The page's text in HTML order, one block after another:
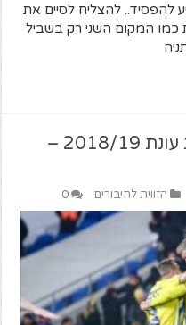
להפסיד.. להצליח לסיים את
כמו המקום השני רק בשביל
פרק #122 – מסכמים את עונת 2018/19 –
הזווית לחיבורים 0